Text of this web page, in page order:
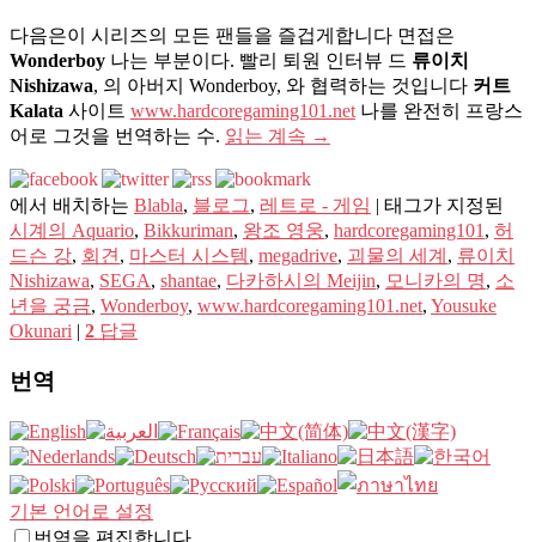
다음은이 시리즈의 모든 팬들을 즐겁게합니다 면접은
Wonderboy 나는 부분이다. 빨리 퇴원 인터뷰 드 류이치
Nishizawa, 의 아버지 Wonderboy, 와 협력하는 것입니다 커트
Kalata 사이트 www.hardcoregaming101.net 나를 완전히 프랑스
어로 그것을 번역하는 수. 읽는 계속 →
에서 배치하는 Blabla, 블로그, 레트로 - 게임 | 태그가 지정된
시계의 Aquario, Bikkuriman, 왕조 영웅, hardcoregaming101 , 허
드슨 강, 회견 , 마스터 시스템, megadrive, 괴물의 세계 , 류이치
Nishizawa, SEGA, shantae, 다카하시의 Meijin, 모니카의 명, 소
년을 궁금, Wonderboy, www.hardcoregaming101.net, Yousuke
Okunari | 2 답글
번역
기본 언어로 설정